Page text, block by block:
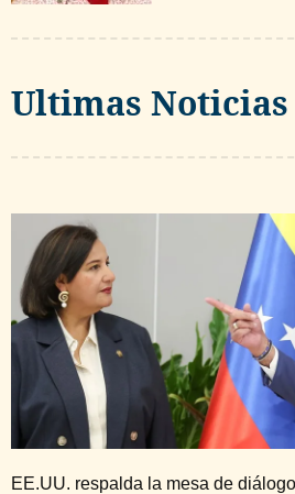
Ultimas Noticias
EE.UU. respalda la mesa de